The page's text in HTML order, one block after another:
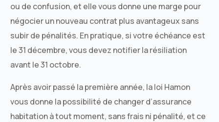
ou de confusion, et elle vous donne une marge pour
négocier un nouveau contrat plus avantageux sans
subir de pénalités. En pratique, si votre échéance est
le 31 décembre, vous devez notifier la résiliation
avant le 31 octobre.
Après avoir passé la première année, la loi Hamon
vous donne la possibilité de changer d’assurance
habitation à tout moment, sans frais ni pénalité, et ce